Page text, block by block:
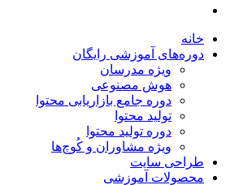
خانه
دوره‌های آموزشی رایگان
ویژه مدرسان
هوش مصنوعی
دوره جامع بازاریابی محتوا
تولید محتوا
دوره تولید محتوا
ویژه مشاوران و کُوچ‌ها
طراحی سایت
محصولات آموزشی